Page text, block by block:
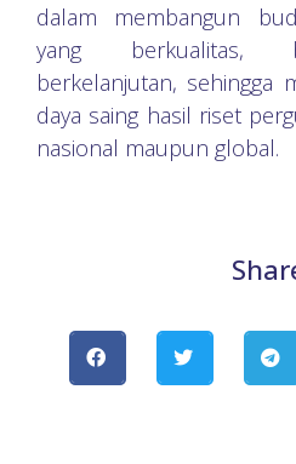
dalam membangun
yang berkualitas,
berkelanjutan, sehingga
daya saing hasil riset
nasional maupun global.